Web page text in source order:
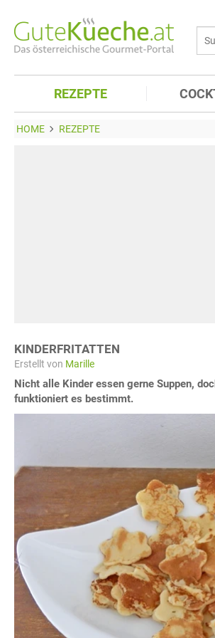
REZEPTE
HOME REZEPTE
KINDERFRITATTEN
Erstellt von Marille
Nicht alle Kinder essen gerne Suppen,
funktioniert es bestimmt.